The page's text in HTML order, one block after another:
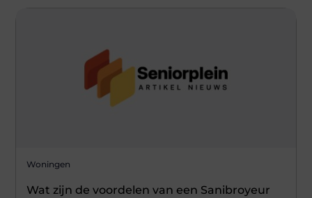
Woningen
Wat zijn de voordelen van een Sanibroyeur